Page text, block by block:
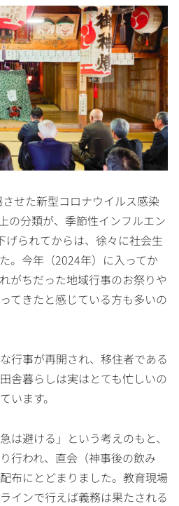
せた新型コロナウイルス感染
の分類が、季節性インフルエン
げられてからは、徐々に社会生
。今年（2024年）に入ってか
がちだった地域行事のお祭りや
てきたと感じている方も多いの
行事が再開され、移住者である
舎暮らしは実はとても忙しいの
います。
は避ける」という考えのもと、
行われ、直会（神事後の飲み
布にとどまりました。教育現場
インで行えば義務は果たされる